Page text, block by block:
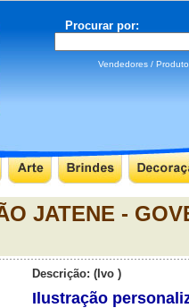
Procurar por:
Vendedores /
JATENE -
Descrição: (Ivo )
Ilustração